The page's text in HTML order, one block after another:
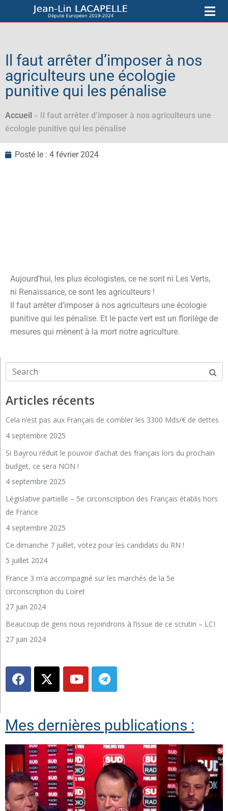
Il faut arrêter d’imposer à nos
agriculteurs une écologie
punitive qui les pénalise
Accueil »
Il faut arrêter d’imposer à nos agriculteurs une
écologie punitive qui les pénalise
Posté le : 4 février 2024
Aujourd’hui, les plus écologistes, ce ne sont ni Les Verts,
ni Renaissance, ce sont les agriculteurs !
Il faut arrêter d’imposer à nos agriculteurs une écologie
punitive qui les pénalise. Et le pacte vert est un florilège de
mesures qui mènent à la mort notre agriculture.
Articles récents
Cela n’est pas aux Français de combler les 3300 Mds/€ de dettes
4 septembre 2025
Si Bayrou réduit le pouvoir d’achat des français lors du prochain
budget, ce sera NON !
4 septembre 2025
Législative partielle – 5e circonscription des Français établis hors
de France
4 septembre 2025
Ce dimanche 7 juillet, votez pour les candidats du RN !
5 juillet 2024
France 3 m’a accompagné sur les marchés de la 5e
circonscription du Loiret
27 juin 2024
Beaucoup de gens nous rejoindrons à l’issue de ce scrutin – LCI
27 juin 2024
Mes dernières publications :